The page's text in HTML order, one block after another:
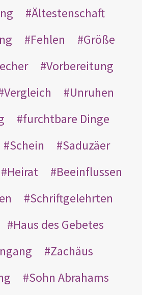
Ältestenschaft
Fehlen
Größe
Vorbereitung
Vergleich
Unruhen
furchtbare Dinge
Schein
Saduzäer
Heirat
Beeinflussen
Schriftgelehrten
Haus des Gebetes
Zachäus
Sohn Abrahams